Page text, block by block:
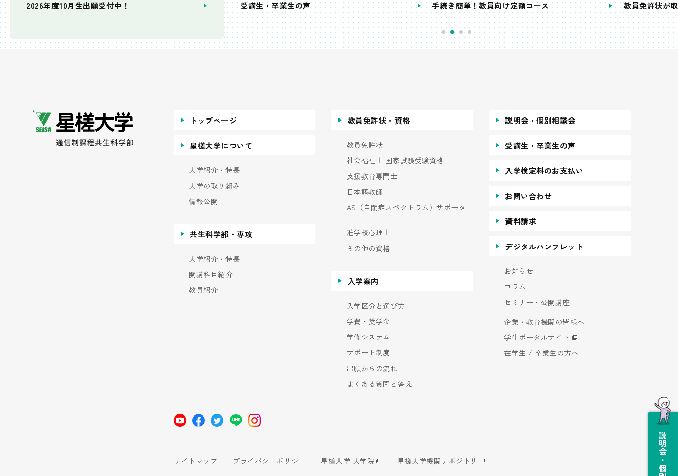
2026年度10月生出願受付中！
個別相談会 受講生・卒業生の声 手続き簡単！教員向け定額コース 教員免許状が
トップページ
星槎大学について
大学紹介・特長
大学の取り組み
情報公開
共生科学部・専攻
大学紹介・特長
開講科目紹介
教員紹介
教員免許状・資格
教員免許状
社会福祉士 国家試験受験資格
支援教育専門士
日本語教師
AS（自閉症スペクトラム）サポータ
ー
准学校心理士
その他の資格
入学案内
入学区分と選び方
学費・奨学金
学修システム
サポート制度
出願からの流れ
よくある質問と答え
説明会・個別相談会
受講生・卒業生の声
入学検定料のお支払い
お問い合わせ
資料請求
デジタルパンフレット
お知らせ
コラム
セミナー・公開講座
企業・教育機関の皆様へ
学生ポータルサイト
在学生 / 卒業生の方へ
サイトマップ プライバシーポリシー 星槎大学 大学院
星槎大学機関リポジトリ